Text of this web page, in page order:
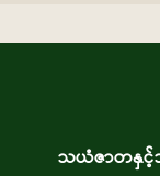
သယံဇာတနှင့်သ